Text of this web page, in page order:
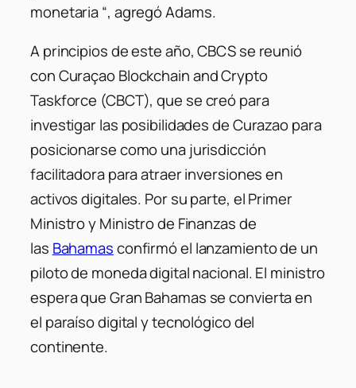
monetaria “, agregó Adams.
A principios de este año, CBCS se reunió
conCuraçao Blockchain and Crypto
Taskforce (CBCT), que se creó para
investigar las posibilidades de Curazao para
posicionarse como una jurisdicción
facilitadora para atraer inversiones en
activos digitales. Por su parte, el Primer
Ministro y Ministro de Finanzas de
las Bahamasconfirmó el lanzamiento de un
piloto de moneda digital nacional. El ministro
espera que Gran Bahamas se convierta en
el paraíso digital y tecnológico del
continente.